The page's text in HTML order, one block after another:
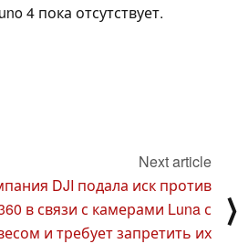
4 пока отсутствует.
Next article
DJI подала иск против
в связи с камерами Luna с
и требует запретить их
⟩